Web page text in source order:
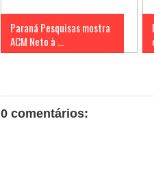
Paraná Pesquisas mostra
ACM Neto à ...
0 comentários: